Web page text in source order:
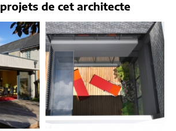
de cet architecte